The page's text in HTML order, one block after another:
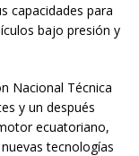
capacidades para
bajo presión y
Nacional Técnica
y un después
ecuatoriano,
tecnologías